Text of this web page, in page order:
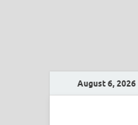
August 6, 2026